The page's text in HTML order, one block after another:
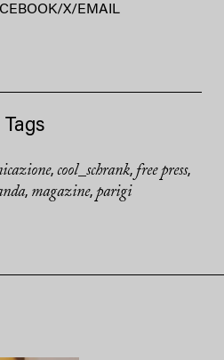
/X/ EMAIL
Tags
, cool_schrank, free press,
, magazine, parigi